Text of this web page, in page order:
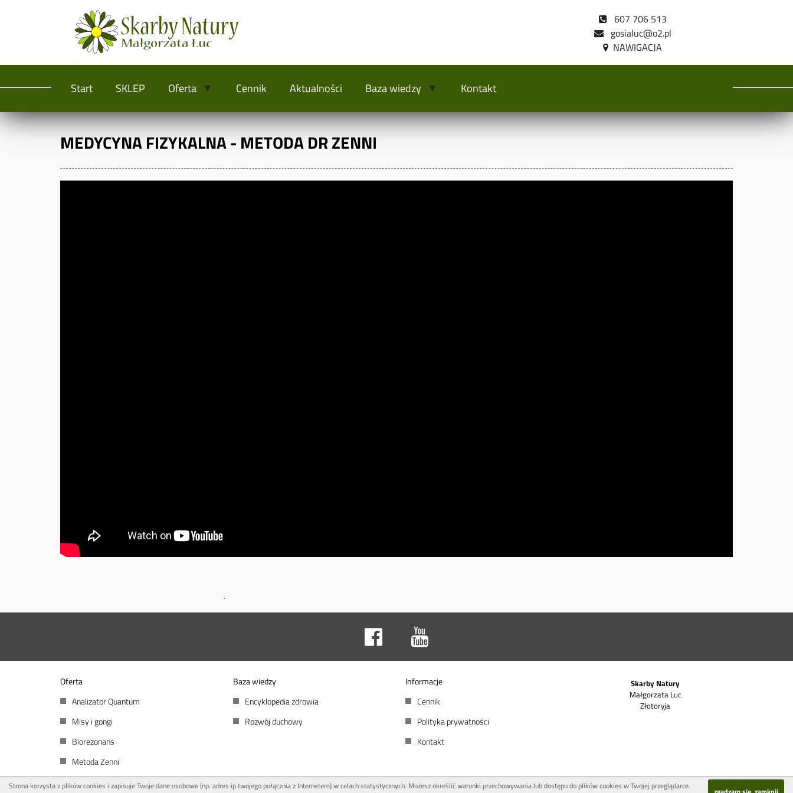
607 706 513
gosialuc@o2.pl
Start SKLEP Oferta Cennik Aktualności Baza wiedzy Kontakt
MEDYCYNA FIZYKALNA - METODA DR ZENNI
Oferta
Analizator Quantum
Misy i gongi
Biorezonans
Metoda Zenni
Baza wiedzy
Encyklopedia zdrowia
Rozwój duchowy
Informacje
Cennik
Polityka prywatności
Kontakt
Skarby Natury
Małgorzata Luc
Złotoryja
Strona korzysta z plików cookies i zapisuje Twoje dane osobowe (np. adres ip twojego połącznia z Internetem) w celach statystycznych. Możesz określić warunki przechowywania lub dostępu do plików cookies w Twojej przeglądarce.